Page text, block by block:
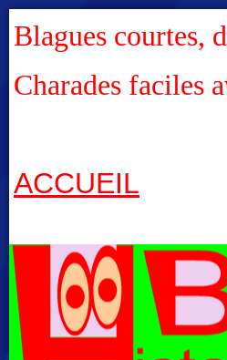
Blagues courtes,
Charades faciles
ACCUEIL